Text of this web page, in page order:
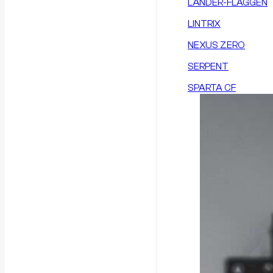
LÄNDER-FLAGGEN
LINTRIX
NEXUS ZERO
SERPENT
SPARTA CF